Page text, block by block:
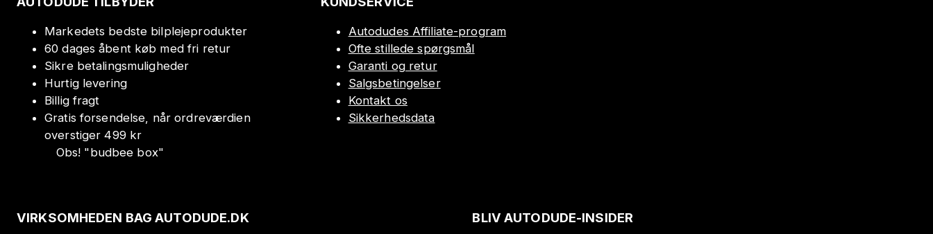
Markedets bedste bilplejeprodukter
60 dages åbent køb med fri retur
Sikre betalingsmuligheder
Hurtig levering
Billig fragt
Gratis forsendelse, når ordreværdien
overstiger 499 kr
Obs! "budbee box"
Autodudes Affiliate-program
Ofte stillede spørgsmål
Garanti og retur
Salgsbetingelser
Kontakt os
Sikkerhedsdata
VIRKSOMHEDEN BAG AUTODUDE.DK BLIV AUTODUDE-INSIDER